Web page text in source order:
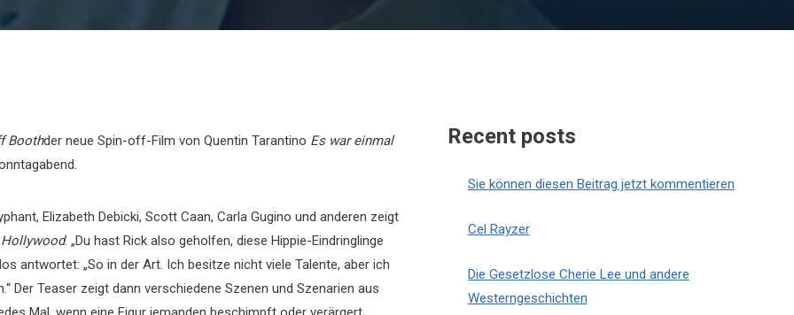
Boothder neue Spin-off-Film von Quentin Tarantino Es war einmal
Elizabeth Debicki, Scott Caan, Carla Gugino und anderen zeigt
. „Du hast Rick also geholfen, diese Hippie-Eindringlinge
antwortet: „So in der Art. Ich besitze nicht viele Talente, aber ich
Der Teaser zeigt dann verschiedene Szenen und Szenarien aus
Recent posts
Sie können diesen Beitrag jetzt kommentieren
Cel Rayzer
Die Gesetzlose Cherie Lee und andere
Westerngeschichten